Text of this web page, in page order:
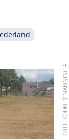
FOTO: RODNEY NANNINGA